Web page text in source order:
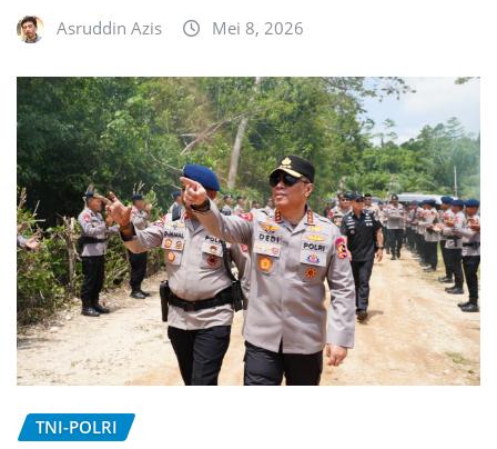
Asruddin Azis Mei 8, 2026
TNI-POLRI